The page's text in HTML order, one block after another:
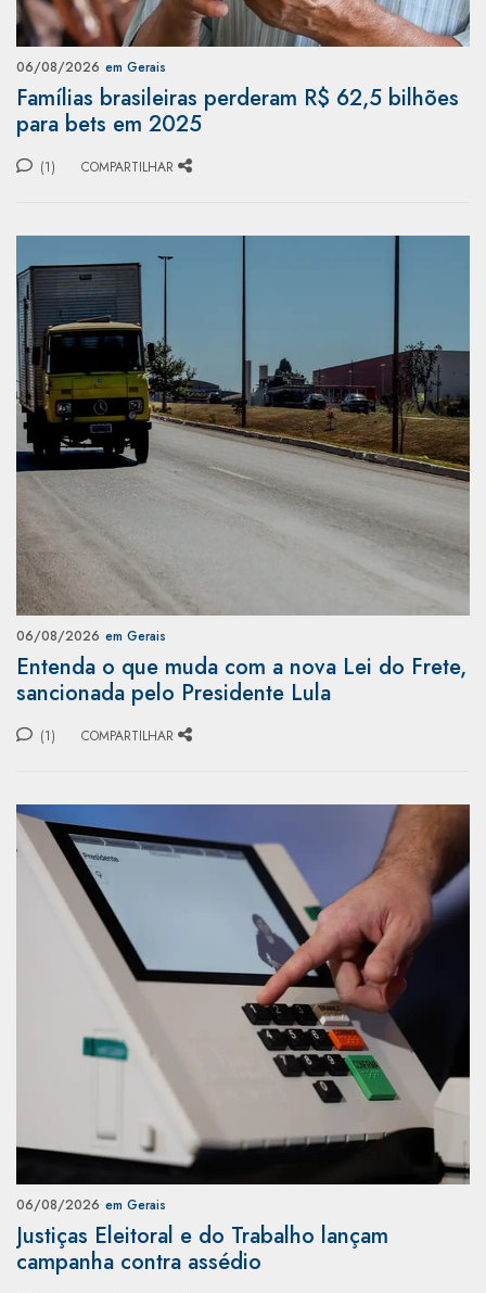
06/08/2026 em Gerais
Famílias brasileiras perderam R$ 62,5 bilhões
para bets em 2025
(1) COMPARTILHAR
06/08/2026 em Gerais
Entenda o que muda com a nova Lei do Frete,
sancionada pelo Presidente Lula
(1) COMPARTILHAR
06/08/2026 em Gerais
Justiças Eleitoral e do Trabalho lançam
campanha contra assédio